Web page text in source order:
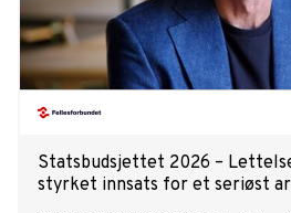
Statsbudsjettet 2026 –
styrket innsats for et seriøst